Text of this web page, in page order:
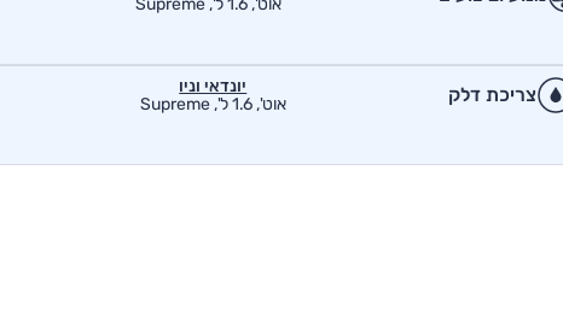
צריכת דלק
יונדאי וניו
אוט', 1.6 ל', Supreme